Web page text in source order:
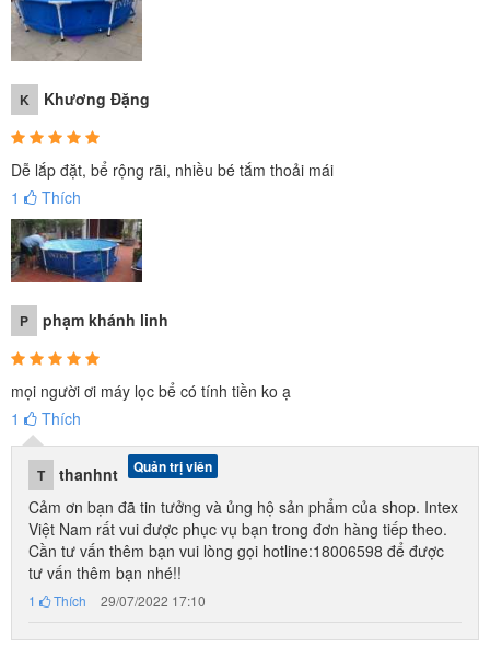
đường kính đáy 305cm và chiều cao 76 cm sẽ rất phù
hợp cho cả gia đình hoặc cho nhiều bé cùng chơi
chơi giải trí hay thậm chí là tập bơi tại nhà trong mùa
hè nóng bức.
K Khương Đặng
Dễ lắp đặt, bể rộng rãi, nhiều bé tắm thoải mái
1
Thích
P phạm khánh linh
mọi người ơi máy lọc bể có tính tiền ko ạ
1
Thích
T thanhnt Quản trị viên
Cảm ơn bạn đã tin tưởng và ủng hộ sản phẩm của shop. Intex
Việt Nam rất vui được phục vụ bạn trong đơn hàng tiếp theo.
Cần tư vấn thêm bạn vui lòng gọi hotline:18006598 để được
tư vấn thêm bạn nhé!!
1 Thích 29/07/2022 17:10